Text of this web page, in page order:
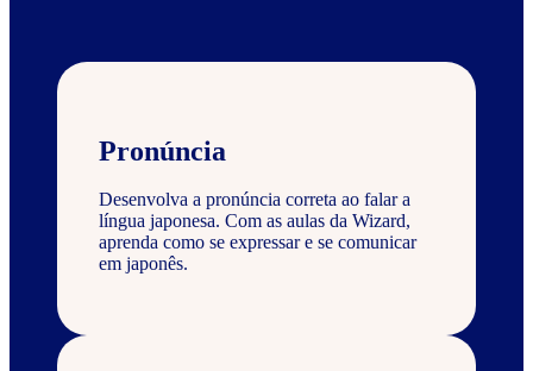
Pronúncia
Desenvolva a pronúncia correta ao falar a
língua japonesa. Com as aulas da Wizard,
aprenda como se expressar e se comunicar
em japonês.